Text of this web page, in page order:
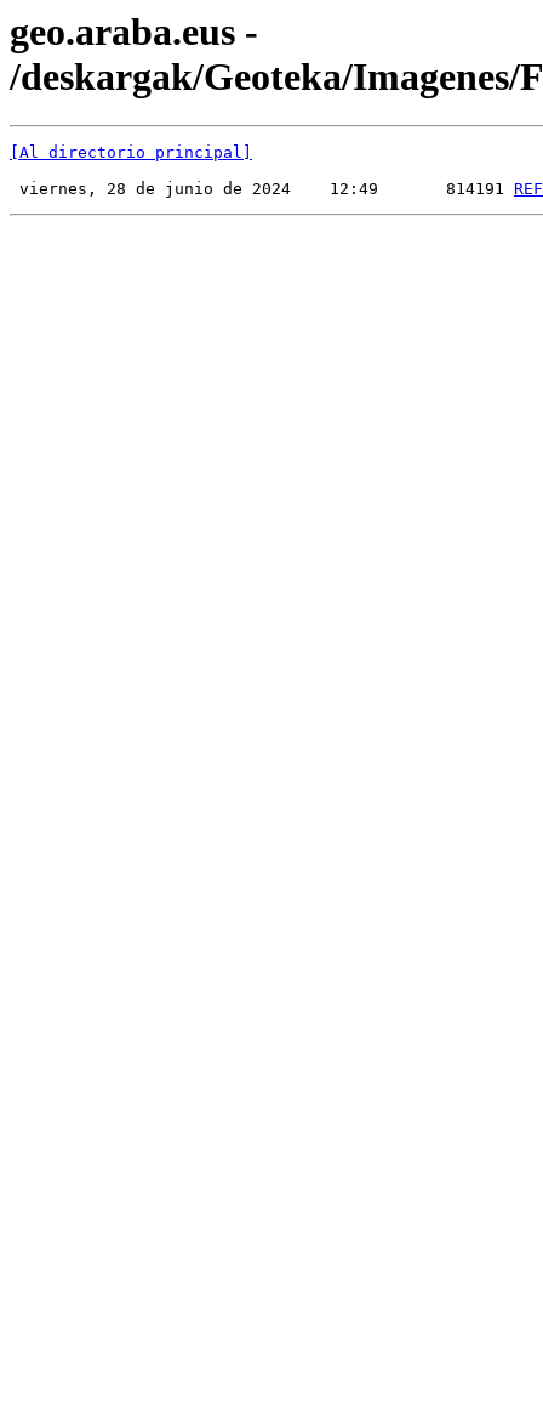
geo.araba.eus -
/deskargak/Geoteka/Imagenes/
[Al directorio principal]
viernes, 28 de junio de 2024    12:49       814191